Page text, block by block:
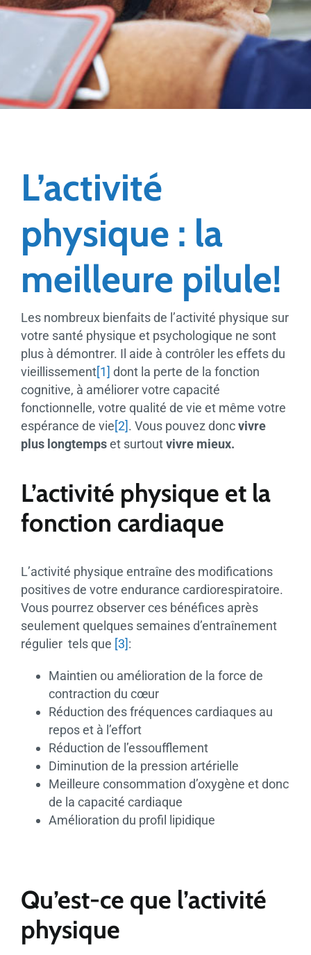
L’activité
physique : la
meilleure pilule!
Les nombreux bienfaits de l’activité physique sur
votre santé physique et psychologique ne sont
plus à démontrer. Il aide à contrôler les effets du
vieillissement[1] dont la perte de la fonction
cognitive, à améliorer votre capacité
fonctionnelle, votre qualité de vie et même votre
espérance de vie[2]. Vous pouvez doncvivre
plus longtempset surtoutvivre mieux.
L’activité physique et la
fonction cardiaque
L’activité physique entraîne des modifications
positives de votre endurance cardiorespiratoire.
Vous pourrez observer ces bénéfices après
seulement quelques semaines d’entraînement
régulier tels que [3]:
Maintien ou amélioration de la force de
contraction du cœur
Réduction des fréquences cardiaques au
repos et à l’effort
Réduction de l’essoufflement
Diminution de la pression artérielle
Meilleure consommation d’oxygène et donc
de la capacité cardiaque
Amélioration du profil lipidique
Qu’est-ce que l’activité
physique